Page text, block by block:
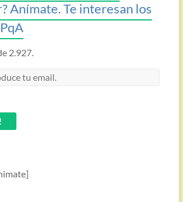
Anímate. Te interesan los
2.927.